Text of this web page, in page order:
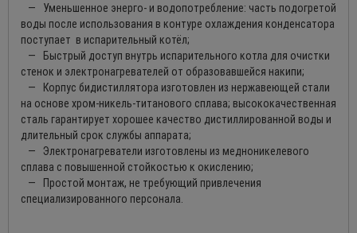
— Уменьшенное энерго- и водопотребление: часть подогретой
воды после использования в контуре охлаждения конденсатора
поступает в испарительный котёл;
— Быстрый доступ внутрь испарительного котла для очистки
стенок и электронагревателей от образовавшейся накипи;
— Корпус бидистиллятора изготовлен из нержавеющей стали
на основе хром-никель-титанового сплава; высококачественная
сталь гарантирует хорошее качество дистиллированной воды и
длительный срок службы аппарата;
— Электронагреватели изготовлены из медноникелевого
сплава с повышенной стойкостью к окислению;
— Простой монтаж, не требующий привлечения
специализированного персонала.